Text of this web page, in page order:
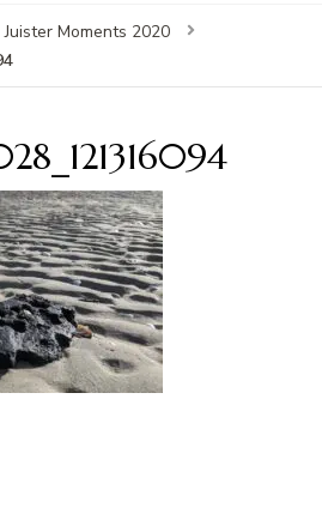
Juister Moments 2020